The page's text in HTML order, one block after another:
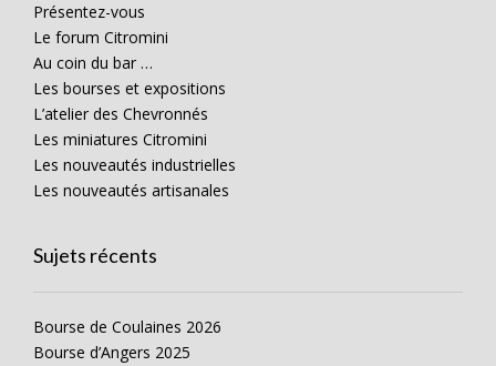
Présentez-vous
Le forum Citromini
Au coin du bar …
Les bourses et expositions
L’atelier des Chevronnés
Les miniatures Citromini
Les nouveautés industrielles
Les nouveautés artisanales
Sujets récents
Bourse de Coulaines 2026
Bourse d’Angers 2025